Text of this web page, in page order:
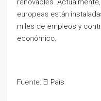
renovables.
europeas están
miles de empleos y
económico.
Fuente: El País